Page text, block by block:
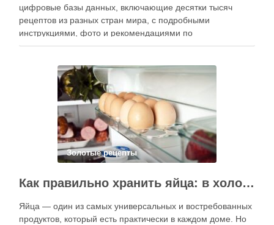
цифровые базы данных, включающие десятки тысяч
рецептов из разных стран мира, с подробными
инструкциями, фото и рекомендациями по
приготовлению. В отличие от печатных изданий,
контент, расширять коллекции блюд и добавлять новые
функции. Ниже …
Золотые рецепты
Как правильно хранить яйца: в холодильнике или на полке?
Яйца — один из самых универсальных и востребованных
продуктов, который есть практически в каждом доме. Но